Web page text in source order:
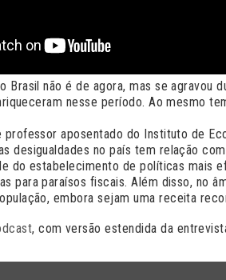
Brasil não é de agora, mas se agravou
nesse período. Ao mesmo
professor aposentado do Instituto de
desigualdades no país tem relação
do estabelecimento de políticas mais
para paraísos fiscais. Além disso, no
embora sejam uma receita
, com versão estendida da